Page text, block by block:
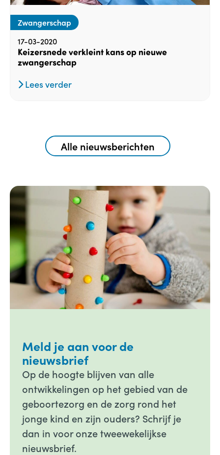
Zwangerschap
17-03-2020
Keizersnede verkleint kans op nieuwe
zwangerschap
Lees verder
Alle nieuwsberichten
Meld je aan voor de
nieuwsbrief
Op de hoogte blijven van alle
ontwikkelingen op het gebied van de
geboortezorg en de zorg rond het
jonge kind en zijn ouders? Schrijf je
dan in voor onze tweewekelijkse
nieuwsbrief.